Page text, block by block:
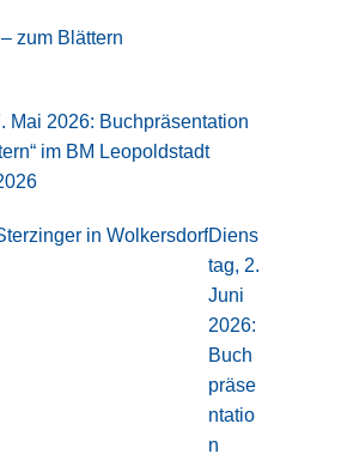
zum Blättern
Mai 2026: Buchpräsentation
im BM Leopoldstadt
Diens
tag, 2.
Juni
2026:
Buch
präse
ntatio
n